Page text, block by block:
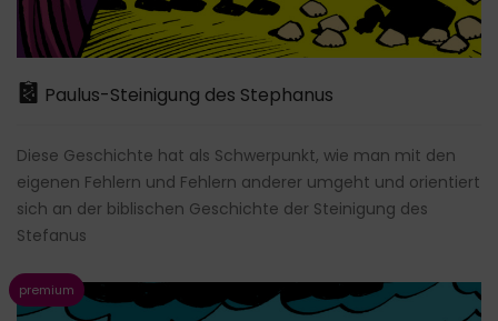
Paulus-Steinigung des Stephanus
Diese Geschichte hat als Schwerpunkt, wie man mit den
eigenen Fehlern und Fehlern anderer umgeht und orientiert
sich an der biblischen Geschichte der Steinigung des
Stefanus